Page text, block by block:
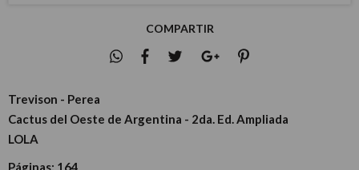
COMPARTIR
Trevison - Perea
Cactus del Oeste de Argentina - 2da. Ed. Ampliada
LOLA
Páginas: 164